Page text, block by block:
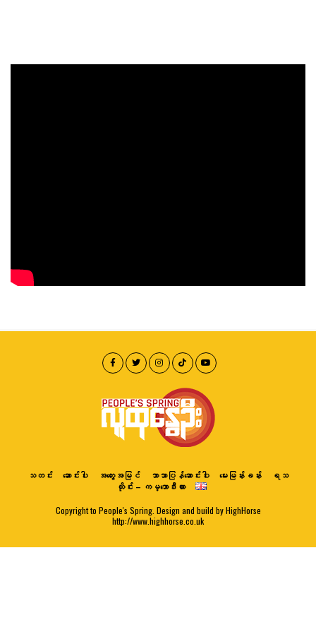
သတင်း ဆောင်းပါး အတွေးအမြင် ဘာသာပြန်ဆောင်းပါး မေးမြန်းခန်း
ရသ
ထိုင်း – ကမ္ဘောဒီးယား
Copyright to People's Spring. Design and build by HighHorse
http://www.highhorse.co.uk